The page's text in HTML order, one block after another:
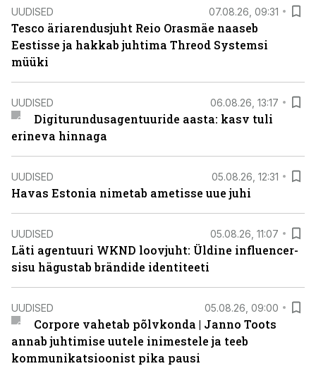
UUDISED 07.08.26, 09:31
Tesco äriarendusjuht Reio Orasmäe naaseb
Eestisse ja hakkab juhtima Threod Systemsi
müüki
UUDISED 06.08.26, 13:17
Digiturundusagentuuride aasta: kasv tuli
erineva hinnaga
UUDISED 05.08.26, 12:31
Havas Estonia nimetab ametisse uue juhi
UUDISED 05.08.26, 11:07
Läti agentuuri WKND loovjuht: Üldine influencer-
sisu hägustab brändide identiteeti
UUDISED 05.08.26, 09:00
Corpore vahetab põlvkonda | Janno Toots
annab juhtimise uutele inimestele ja teeb
kommunikatsioonist pika pausi